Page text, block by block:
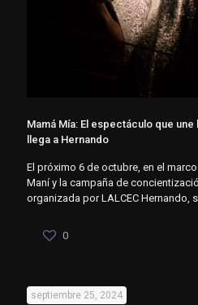
Mamá Mía: El espectáculo que
llega a Hernando
El próximo 6 de octubre, en el
Maní y la campaña de
organizada por LALCEC Hernando,
0
septiembre 25, 2024